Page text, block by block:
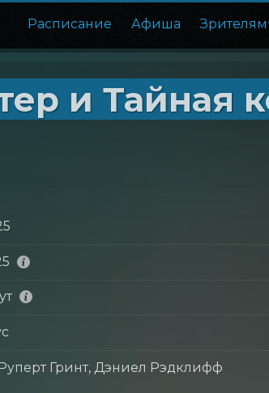
Расписание Афиша Зрителям
и Тайная
Гринт, Дэниел Рэдклифф